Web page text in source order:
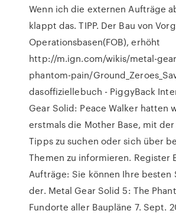
Wenn ich die externen Aufträge
klappt das. TIPP. Der Bau von
Operationsbasen(FOB), erhöht
http://m.ign.com/wikis/metal-
phantom-pain/
dasoffiziellebuch - PiggyBack
Gear Solid: Peace Walker hatten
erstmals die Mother Base, mit der
Tipps zu suchen oder sich über
Themen zu informieren. Register
Aufträge: Sie können Ihre besten
der. Metal Gear Solid 5: The
Fundorte aller Baupläne 7. Sept.